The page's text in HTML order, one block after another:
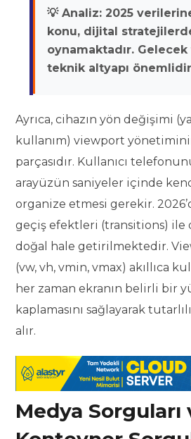
💡 Analiz: 2025
konu, dijital
oynamaktadır.
teknik altyapı
Ayrıca, cihazın yön değişimi
kullanım) viewport
parçasıdır. Kullanıcı
arayüzün saniyeler içinde
organize etmesi gerekir.
geçiş efektleri (transitions) ile
doğal hale getirilmektedir.
(vw, vh, vmin, vmax) akıllıca
her zaman ekranın belirli bir
kaplamasını sağlayarak
alır.
Medya